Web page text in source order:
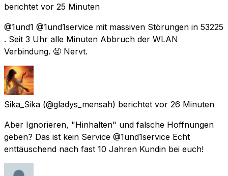
berichtet vor 25 Minuten
@1und1 @1und1service mit massiven Störungen in 53225
. Seit 3 Uhr alle Minuten Abbruch der WLAN
Verbindung. 🤬 Nervt.
Sika_Sika (@gladys_mensah) berichtet vor 26 Minuten
Aber Ignorieren, "Hinhalten" und falsche Hoffnungen
geben? Das ist kein Service @1und1service Echt
enttäuschend nach fast 10 Jahren Kundin bei euch!